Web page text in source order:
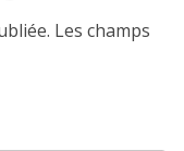
Les champs